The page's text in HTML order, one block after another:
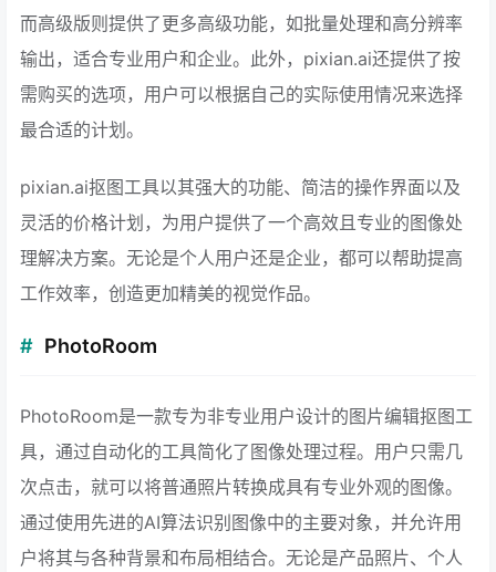
而高级版则提供了更多高级功能，如批量处理和高分辨率
输出，适合专业用户和企业。此外，pixian.ai还提供了按
需购买的选项，用户可以根据自己的实际使用情况来选择
最合适的计划。
pixian.ai抠图工具以其强大的功能、简洁的操作界面以及
灵活的价格计划，为用户提供了一个高效且专业的图像处
理解决方案。无论是个人用户还是企业，都可以帮助提高
工作效率，创造更加精美的视觉作品。
PhotoRoom
PhotoRoom是一款专为非专业用户设计的图片编辑抠图工
具，通过自动化的工具简化了图像处理过程。用户只需几
次点击，就可以将普通照片转换成具有专业外观的图像。
通过使用先进的AI算法识别图像中的主要对象，并允许用
户将其与各种背景和布局相结合。无论是产品照片、个人